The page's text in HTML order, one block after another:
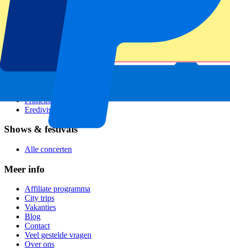
Voetbalcompetities
Champions League
Premier League
Serie A
Primeira Liga
Eredivisie
Shows & festivals
Alle concerten
Meer info
Affiliate programma
City trips
Vakanties
Blog
Contact
Veel gestelde vragen
Over ons